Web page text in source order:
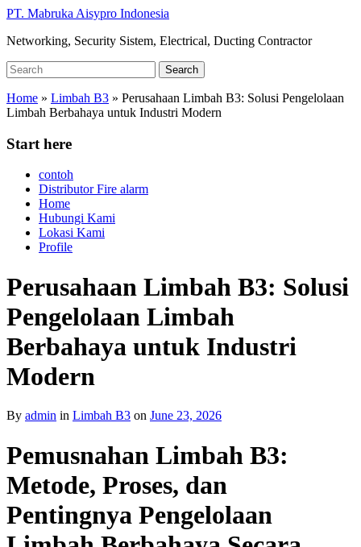
Skip
main
PT. Mabruka Aisypro Indonesia
Networking, Security Sistem, Electrical, Ducting Contractor
Search
for:
Search
Home » Limbah B3 » Perusahaan Limbah B3: Solusi Pengelolaan
Limbah Berbahaya untuk Industri Modern
Start here
contoh
Distributor Fire alarm
Home
Hubungi Kami
Lokasi Kami
Profile
Perusahaan Limbah B3: Solusi
Pengelolaan Limbah
Berbahaya untuk Industri
Modern
By admin in Limbah B3 on June 23, 2026
Pemusnahan Limbah B3:
Metode, Proses, dan
Pentingnya Pengelolaan